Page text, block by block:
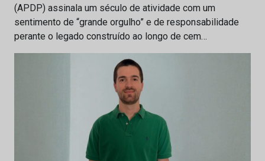
(APDP) assinala um século de atividade com um
sentimento de “grande orgulho” e de responsabilidade
perante o legado construído ao longo de cem…